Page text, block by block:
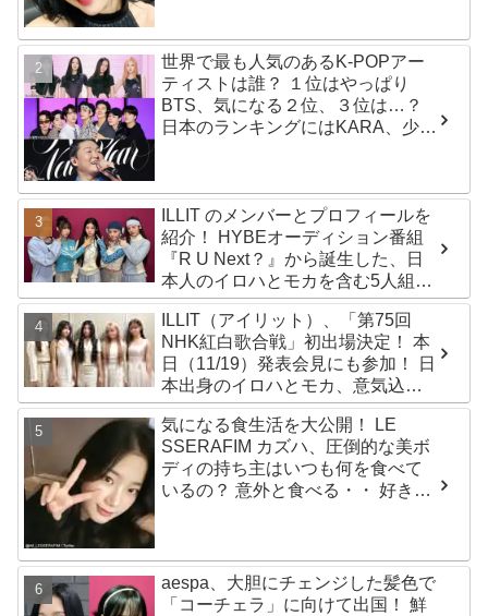
世界で最も人気のあるK-POPアー
ティストは誰？ １位はやっぱり
BTS、気になる２位、３位は…？
日本のランキングにはKARA、少女
ILLIT のメンバーとプロフィールを
紹介！ HYBEオーディション番組
『R U Next？』から誕生した、日
本人のイロハとモカを含む5人組ガ
ールズグループ！ デビュー曲
「Magnetic」がいきなりの大ヒッ
ト
ILLIT（アイリット）、「第75回
NHK紅白歌合戦」初出場決定！ 本
日（11/19）発表会見にも参加！ 日
本出身のイロハとモカ、意気込み
を語る「ずっと夢見てたステー
ジ…嬉しくて光栄」
気になる食生活を大公開！ LE
SSERAFIM カズハ、圧倒的な美ボ
ディの持ち主はいつも何を食べて
いるの？ 意外と食べる・・ 好きな
aespa、大胆にチェンジした髪色で
「コーチェラ」に向けて出国！ 鮮